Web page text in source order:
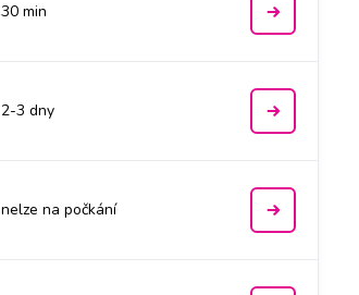
30 min
2-3 dny
nelze na počkání